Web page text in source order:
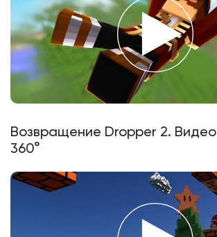
Возвращение Dropper 2. Видео
360°